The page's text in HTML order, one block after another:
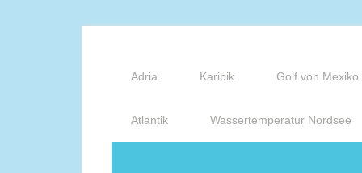
Adria Karibik Golf von Mexiko
Atlantik Wassertemperatur Nordsee